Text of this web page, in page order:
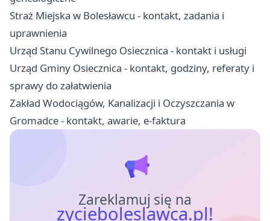
Straż Miejska w Bolesławcu - kontakt, zadania i
uprawnienia
Urząd Stanu Cywilnego Osiecznica - kontakt i usługi
Urząd Gminy Osiecznica - kontakt, godziny, referaty i
sprawy do załatwienia
Zakład Wodociągów, Kanalizacji i Oczyszczania w
Gromadce - kontakt, awarie, e-faktura
Zareklamuj się na
zycieboleslawca.pl!